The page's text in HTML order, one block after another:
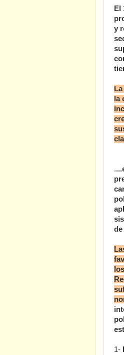
El
y
la
.
1-